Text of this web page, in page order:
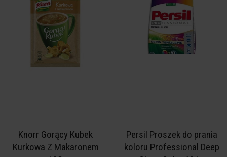
Knorr Gorący Kubek
Kurkowa Z Makaronem
Persil Proszek do prania
koloru Professional Deep